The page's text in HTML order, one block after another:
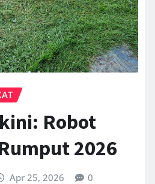
Robot
2026
Apr 25, 2026 0